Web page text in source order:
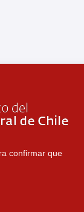
confirmar que